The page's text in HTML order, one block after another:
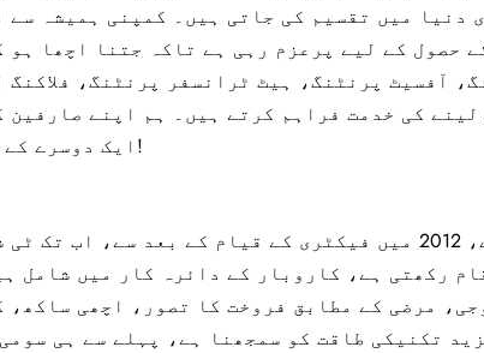
میں تقسیم کی جاتی ہیں۔ کمپنی ہمیشہ
حصول کے لیے پرعزم رہی ہے تاکہ جتنا اچھا
آفسیٹ پرنٹنگ، ہیٹ ٹرانسفر پرنٹنگ،
کی خدمت فراہم کرتے ہیں۔ ہم اپنے
ایک دوسرے کے ساتھ بڑھیں اور جیت کے تعاون کو حاصل کریں!
ہماری کمپنی کینگن کاؤنٹی، وینزو شہر، جیانگ صوبے میں واقع ہے، 2012
رکھتی ہے، کاروبار کے دائرہ کار میں شامل
مرضی کے مطابق فروخت کا تصور، اچھی
تکنیکی طاقت کو سمجھنا ہے، پہلے سے ہی